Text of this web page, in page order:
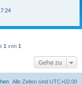
1 von 1
Gehe zu
Alle Zeiten sind UTC+02:00